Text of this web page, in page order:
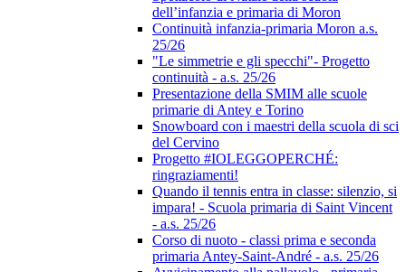
dell’infanzia e primaria di Moron
Continuità infanzia-primaria Moron a.s.
25/26
"Le simmetrie e gli specchi"- Progetto
continuità - a.s. 25/26
Presentazione della SMIM alle scuole
primarie di Antey e Torino
Snowboard con i maestri della scuola di sci
del Cervino
Progetto #IOLEGGOPERCHÉ:
ringraziamenti!
Quando il tennis entra in classe: silenzio, si
impara! - Scuola primaria di Saint Vincent
- a.s. 25/26
Corso di nuoto - classi prima e seconda
primaria Antey-Saint-André - a.s. 25/26